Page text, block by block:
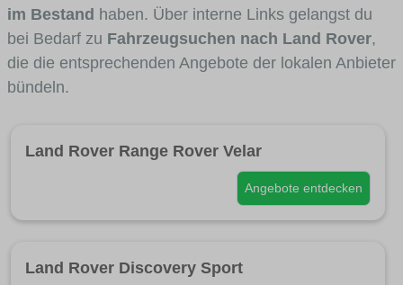
im Bestand haben. Über interne Links gelangst du
bei Bedarf zu Fahrzeugsuchen nach Land Rover,
die die entsprechenden Angebote der lokalen Anbieter
bündeln.
Land Rover Range Rover Velar
Angebote entdecken
Land Rover Discovery Sport